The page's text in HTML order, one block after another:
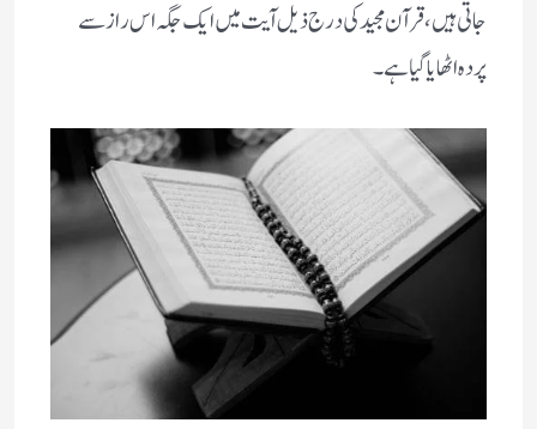
جاتی ہیں، قرآن مجید کی درج ذیل آیت میں ایک جگہ اس راز سے
پردہ اٹھایا گیا ہے۔